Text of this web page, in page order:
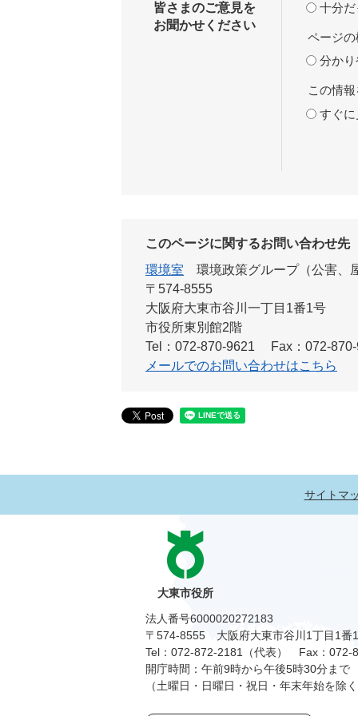
皆さまのご意見を
お聞かせください
十分
ページ
分か
この情
すぐ
このページに関するお問い合わせ先
環境室
環境政策グループ（公害、
〒574-8555
大阪府大東市谷川一丁目1番1号
市役所東別館2階
Tel：072-870-9621
Fax：072-
メールでのお問い合わせはこちら
サイトマ
大東市役所
法人番号6000020272183
〒574-8555 大阪府大東市谷川1丁目1番
Tel：072-872-2181（代表）
Fax：072-
開庁時間：午前9時から午後5時30分まで
（土曜日・日曜日・祝日・年末年始を除